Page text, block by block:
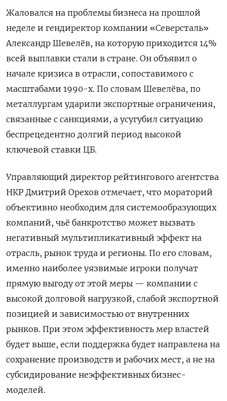
Жаловался на проблемы бизнеса на прошлой
неделе и гендиректор компании «Северсталь»
Александр Шевелёв, на которую приходится 14%
всей выплавки стали в стране. Он объявил о
начале кризиса в отрасли, сопоставимого с
масштабами 1990-х. По словам Шевелёва, по
металлургам ударили экспортные ограничения,
связанные с санкциями, а усугубил ситуацию
беспрецедентно долгий период высокой
ключевой ставки ЦБ.
Управляющий директор рейтингового агентства
НКР Дмитрий Орехов отмечает, что мораторий
объективно необходим для системообразующих
компаний, чьё банкротство может вызвать
негативный мультипликативный эффект на
отрасль, рынок труда и регионы. По его словам,
именно наиболее уязвимые игроки получат
прямую выгоду от этой меры — компании с
высокой долговой нагрузкой, слабой экспортной
позицией и зависимостью от внутренних
рынков. При этом эффективность мер властей
будет выше, если поддержка будет направлена на
сохранение производств и рабочих мест, а не на
субсидирование неэффективных бизнес-
моделей.